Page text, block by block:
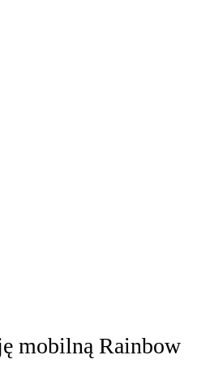
mobilną Rainbow